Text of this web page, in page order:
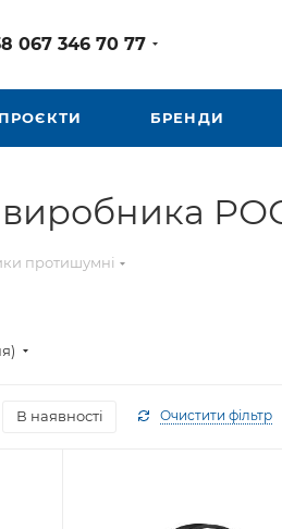
067 346 70 77
ПРОЄКТИ БРЕНДИ
виробника
протишумні
В наявності Очистити фільтр